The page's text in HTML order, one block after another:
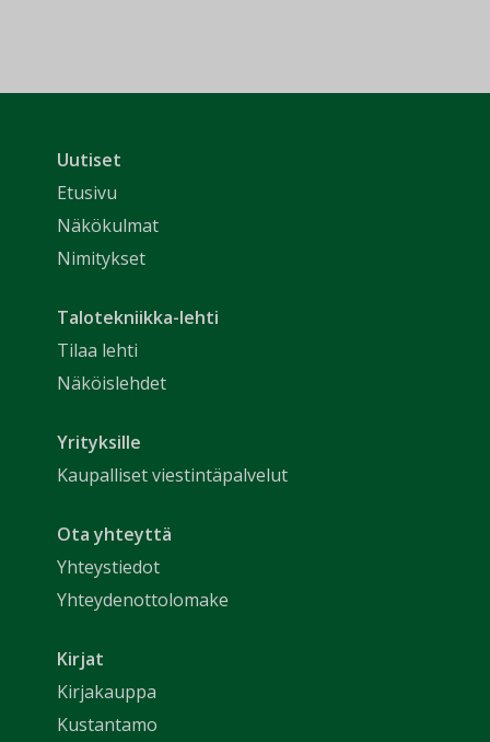
Uutiset
Etusivu
Näkökulmat
Nimitykset
Talotekniikka-lehti
Tilaa lehti
Näköislehdet
Yrityksille
Kaupalliset viestintäpalvelut
Ota yhteyttä
Yhteystiedot
Yhteydenottolomake
Kirjat
Kirjakauppa
Kustantamo